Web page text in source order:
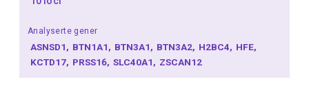
Analyserte gener
ASNSD1 BTN1A1 BTN3A1 BTN3A2 H2BC4 HFE
KCTD17 PRSS16 SLC40A1 ZSCAN12